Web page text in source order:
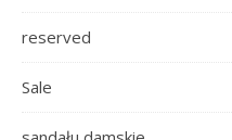
reserved
Sale